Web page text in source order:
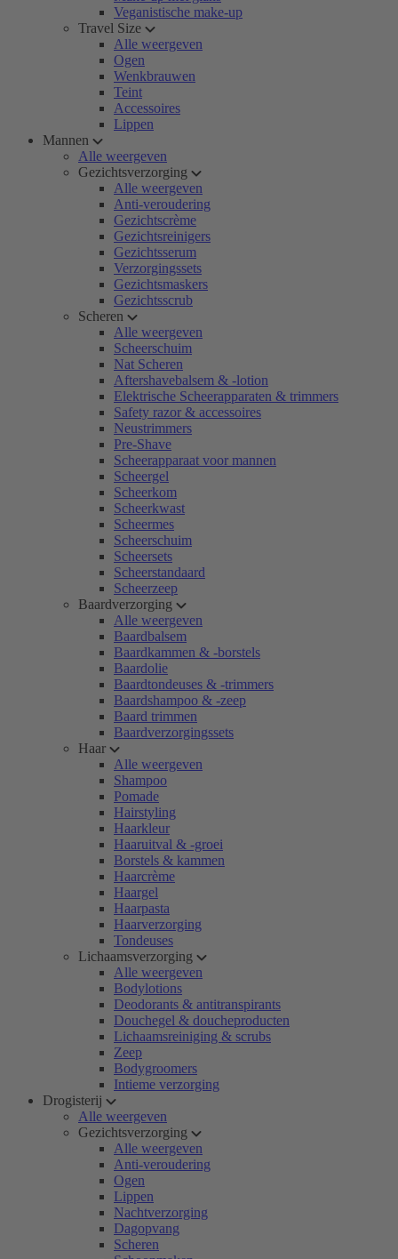
Veganistische make-up
Travel Size
Alle weergeven
Ogen
Wenkbrauwen
Teint
Accessoires
Lippen
Mannen
Alle weergeven
Gezichtsverzorging
Alle weergeven
Anti-veroudering
Gezichtscrème
Gezichtsreinigers
Gezichtsserum
Verzorgingssets
Gezichtsmaskers
Gezichtsscrub
Scheren
Alle weergeven
Scheerschuim
Nat Scheren
Aftershavebalsem & -lotion
Elektrische Scheerapparaten & trimmers
Safety razor & accessoires
Neustrimmers
Pre-Shave
Scheerapparaat voor mannen
Scheergel
Scheerkom
Scheerkwast
Scheermes
Scheerschuim
Scheersets
Scheerstandaard
Scheerzeep
Baardverzorging
Alle weergeven
Baardbalsem
Baardkammen & -borstels
Baardolie
Baardtondeuses & -trimmers
Baardshampoo & -zeep
Baard trimmen
Baardverzorgingssets
Haar
Alle weergeven
Shampoo
Pomade
Hairstyling
Haarkleur
Haaruitval & -groei
Borstels & kammen
Haarcrème
Haargel
Haarpasta
Haarverzorging
Tondeuses
Lichaamsverzorging
Alle weergeven
Bodylotions
Deodorants & antitranspirants
Douchegel & doucheproducten
Lichaamsreiniging & scrubs
Zeep
Bodygroomers
Intieme verzorging
Drogisterij
Alle weergeven
Gezichtsverzorging
Alle weergeven
Anti-veroudering
Ogen
Lippen
Nachtverzorging
Dagopvang
Scheren